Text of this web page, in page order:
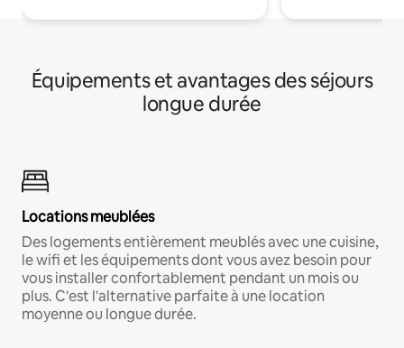
Équipements et avantages des séjours
longue durée
Locations meublées
Des logements entièrement meublés avec une cuisine,
le wifi et les équipements dont vous avez besoin pour
vous installer confortablement pendant un mois ou
plus. C'est l'alternative parfaite à une location
moyenne ou longue durée.